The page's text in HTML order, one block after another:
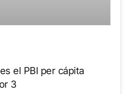
el PBI per cápita
3